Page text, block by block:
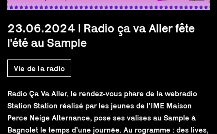
23.06.2024 | Radio ça va Aller fête
l'été au Sample
Vie de la radio
Radio Ça Va Aller, le rendez-vous phare de la webradio
Station Station réalisé par les jeunes de l’IME Maison
Perce Neige Alternance, pose ses valises au Sample à
Bagnolet le temps d’une journée. Au rogramme : des lives,